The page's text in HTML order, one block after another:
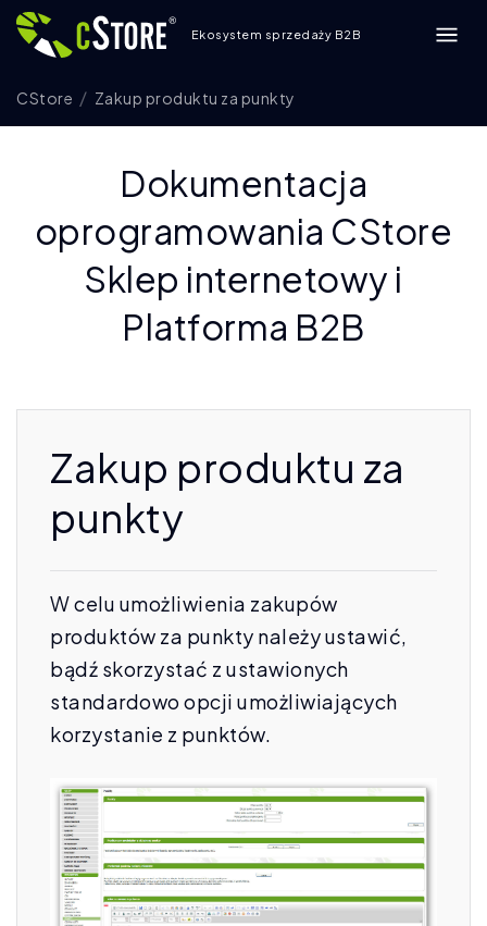
Ekosystem sprzedaży B2B
CStore Zakup produktu za punkty
Dokumentacja
oprogramowania CStore
Sklep internetowy i
Platforma B2B
Zakup produktu za
punkty
W celu umożliwienia zakupów
produktów za punkty należy ustawić,
bądź skorzystać z ustawionych
standardowo opcji umożliwiających
korzystanie z punktów.